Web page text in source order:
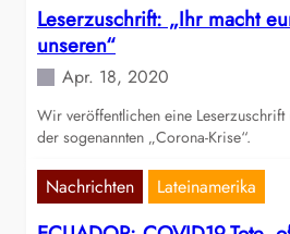
Leserzuschrift: „Ihr macht
unseren“
Apr. 18, 2020
Wir veröffentlichen eine
der sogenannten „Corona-Krise“.
Nachrichten Lateinamerika